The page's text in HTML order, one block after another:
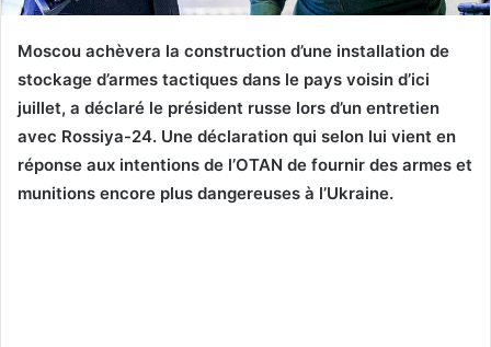
Moscou achèvera la construction d’une installation de
stockage d’armes tactiques dans le pays voisin d’ici
juillet, a déclaré le président russe lors d’un entretien
avec Rossiya-24. Une déclaration qui selon lui vient en
réponse aux intentions de l’OTAN de fournir des armes et
munitions encore plus dangereuses à l’Ukraine.